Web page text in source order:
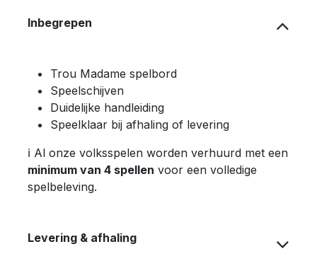
Inbegrepen
Trou Madame spelbord
Speelschijven
Duidelijke handleiding
Speelklaar bij afhaling of levering
ℹ️ Al onze volksspelen worden verhuurd met een
minimum van 4 spellen voor een volledige
spelbeleving.
Levering & afhaling